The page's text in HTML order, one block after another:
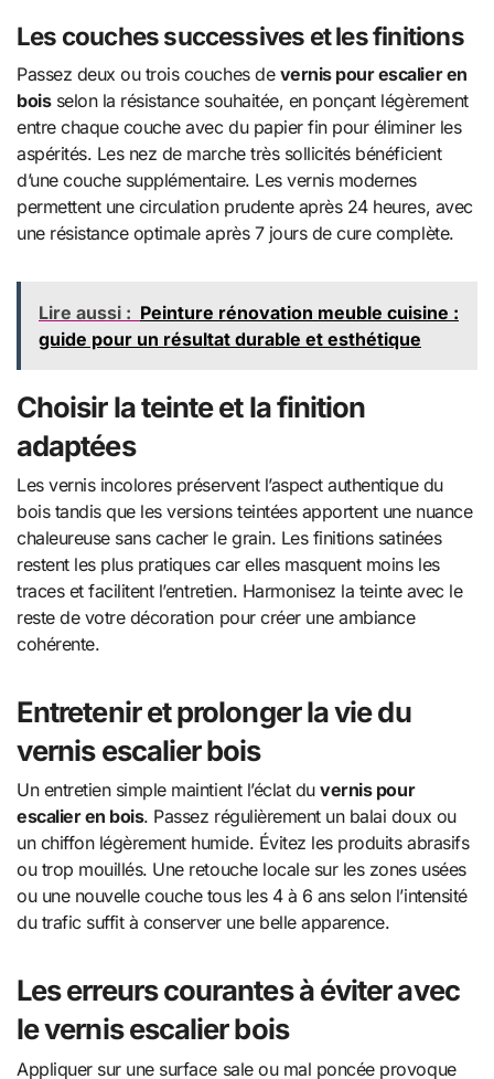
Les couches successives et les finitions
Passez deux ou trois couches de vernis pour escalier en
boisselon la résistance souhaitée, en ponçant légèrement
entre chaque couche avec du papier fin pour éliminer les
aspérités. Les nez de marche très sollicités bénéficient
d’une couche supplémentaire. Les vernis modernes
permettent une circulation prudente après 24 heures, avec
une résistance optimale après 7 jours de cure complète.
Lire aussi : Peinture rénovation meuble cuisine :
guide pour un résultat durable et esthétique
Choisir la teinte et la finition
adaptées
Les vernis incolores préservent l’aspect authentique du
bois tandis que les versions teintées apportent une nuance
chaleureuse sans cacher le grain. Les finitions satinées
restent les plus pratiques car elles masquent moins les
traces et facilitent l’entretien. Harmonisez la teinte avec le
reste de votre décoration pour créer une ambiance
cohérente.
Entretenir et prolonger la vie du
vernis escalier bois
Un entretien simple maintient l’éclat duvernis pour
escalier en bois. Passez régulièrement un balai doux ou
un chiffon légèrement humide. Évitez les produits abrasifs
ou trop mouillés. Une retouche locale sur les zones usées
ou une nouvelle couche tous les 4 à 6 ans selon l’intensité
du trafic suffit à conserver une belle apparence.
Les erreurs courantes à éviter avec
le vernis escalier bois
Appliquer sur une surface sale ou mal poncée provoque